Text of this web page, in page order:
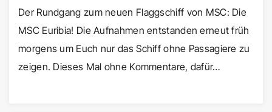
Der Rundgang zum neuen Flaggschiff von MSC: Die
MSC Euribia! Die Aufnahmen entstanden erneut früh
morgens um Euch nur das Schiff ohne Passagiere zu
zeigen. Dieses Mal ohne Kommentare, dafür…